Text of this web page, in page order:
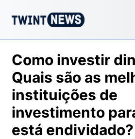
Como investir
Quais são as
instituições de
investimento
está endividado?